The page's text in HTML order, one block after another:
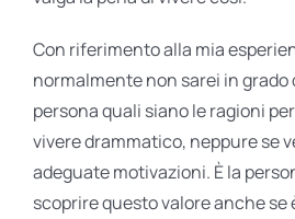
Con riferimento alla mia
normalmente non sarei in grado
persona quali siano le ragioni
vivere drammatico, neppure se
adeguate motivazioni. È la
scoprire questo valore anche se